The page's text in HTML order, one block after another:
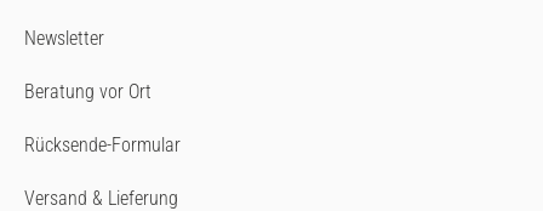
Newsletter
Beratung vor Ort
Rücksende-Formular
Versand & Lieferung